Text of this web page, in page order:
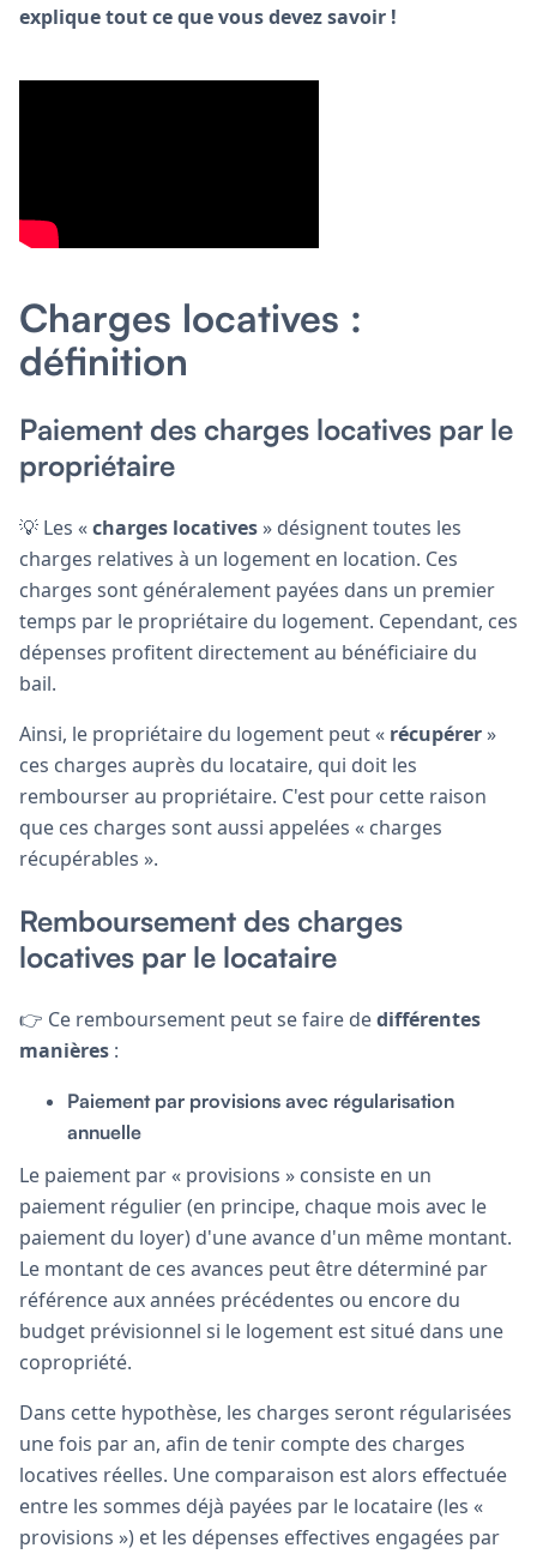
explique tout ce que vous devez savoir !
Charges locatives :
définition
Paiement des charges locatives par le
propriétaire
💡 Les «charges locatives » désignent toutes les
charges relatives à un logement en location. Ces
charges sont généralement payées dans un premier
temps par le propriétaire du logement. Cependant, ces
dépenses profitent directement au bénéficiaire du
bail.
Ainsi, le propriétaire du logement peut « récupérer »
ces charges auprès du locataire, qui doit les
rembourser au propriétaire. C'est pour cette raison
que ces charges sont aussi appelées « charges
récupérables ».
Remboursement des charges
locatives par le locataire
👉 Ce remboursement peut se faire dedifférentes
manières :
Paiement par provisions avec régularisation
annuelle
Le paiement par « provisions » consiste en un
paiement régulier (en principe, chaque mois avec le
paiement du loyer) d'une avance d'un même montant.
Le montant de ces avances peut être déterminé par
référence aux années précédentes ou encore du
budget prévisionnel si le logement est situé dans une
copropriété.
Dans cette hypothèse, les charges seront régularisées
une fois par an, afin de tenir compte des charges
locatives réelles. Une comparaison est alors effectuée
entre les sommes déjà payées par le locataire (les «
provisions ») et les dépenses effectives engagées par